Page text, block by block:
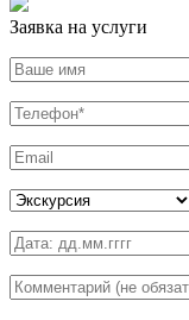
Заявка на услуги